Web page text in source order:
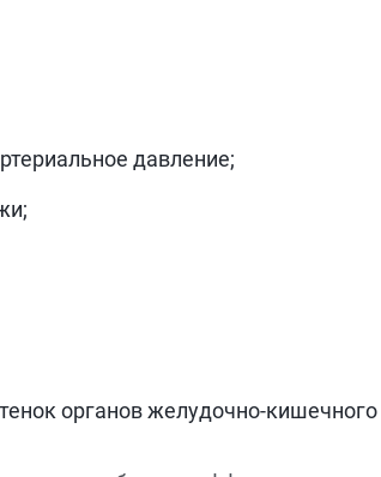
давление;
органов желудочно-кишечного